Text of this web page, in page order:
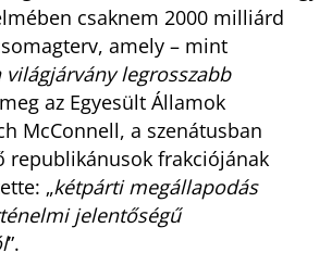
csaknem 2000 milliárd
amely – mint
világjárvány legrosszabb
az Egyesült Államok
McConnell, a szenátusban
republikánusok frakciójának
„kétpárti megállapodás
jelentőségű
”.